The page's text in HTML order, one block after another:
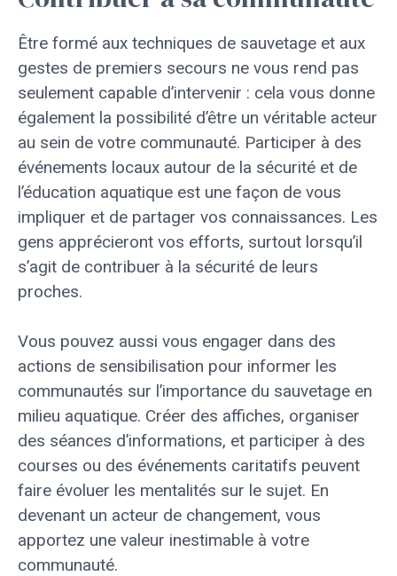
Être formé aux techniques de sauvetage et aux
gestes de premiers secours ne vous rend pas
seulement capable d’intervenir : cela vous donne
également la possibilité d’être un véritable acteur
au sein de votre communauté. Participer à des
événements locaux autour de la sécurité et de
l’éducation aquatique est une façon de vous
impliquer et de partager vos connaissances. Les
gens apprécieront vos efforts, surtout lorsqu’il
s’agit de contribuer à la sécurité de leurs
proches.
Vous pouvez aussi vous engager dans des
actions de sensibilisation pour informer les
communautés sur l’importance du sauvetage en
milieu aquatique. Créer des affiches, organiser
des séances d’informations, et participer à des
courses ou des événements caritatifs peuvent
faire évoluer les mentalités sur le sujet. En
devenant un acteur de changement, vous
apportez une valeur inestimable à votre
communauté.